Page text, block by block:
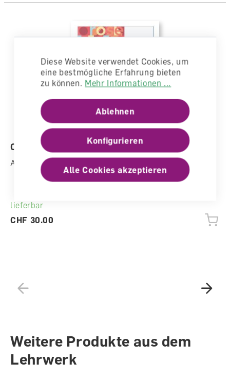
C'est ça 7 Cahier 7.1/7.2 E im Paket
Arbeitsheft, Hybrid (physisch/digital), Schulbuch
lieferbar
CHF 30.00
Weitere Produkte aus dem
Lehrwerk
Diese Website verwendet Cookies, um
eine bestmögliche Erfahrung bieten
zu können. Mehr Informationen ...
Ablehnen
Konfigurieren
Alle Cookies akzeptieren